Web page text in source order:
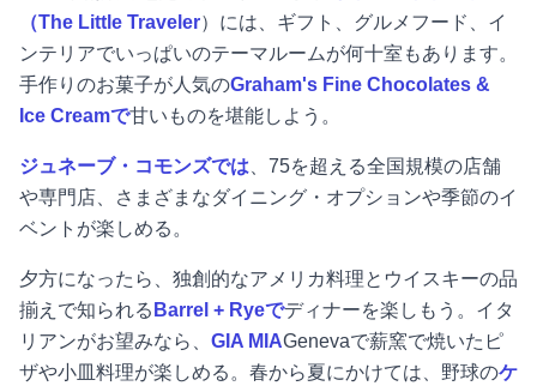
（The Little Traveler）には、ギフト、グルメフード、イ
ンテリアでいっぱいのテーマルームが何十室もあります。
手作りのお菓子が人気のGraham's Fine Chocolates &
Ice Creamで甘いものを堪能しよう。
ジュネーブ・コモンズでは 、75を超える全国規模の店舗
や専門店、さまざまなダイニング・オプションや季節のイ
ベントが楽しめる。
夕方になったら、独創的なアメリカ料理とウイスキーの品
揃えで知られる Barrel + Ryeでディナーを楽しもう。イタ
リアンがお望みなら、 GIA MIAGenevaで薪窯で焼いたピ
ザや小皿料理が楽しめる。春から夏にかけては、野球のケ